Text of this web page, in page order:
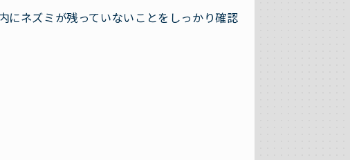
にネズミが残っていないことをしっかり確認